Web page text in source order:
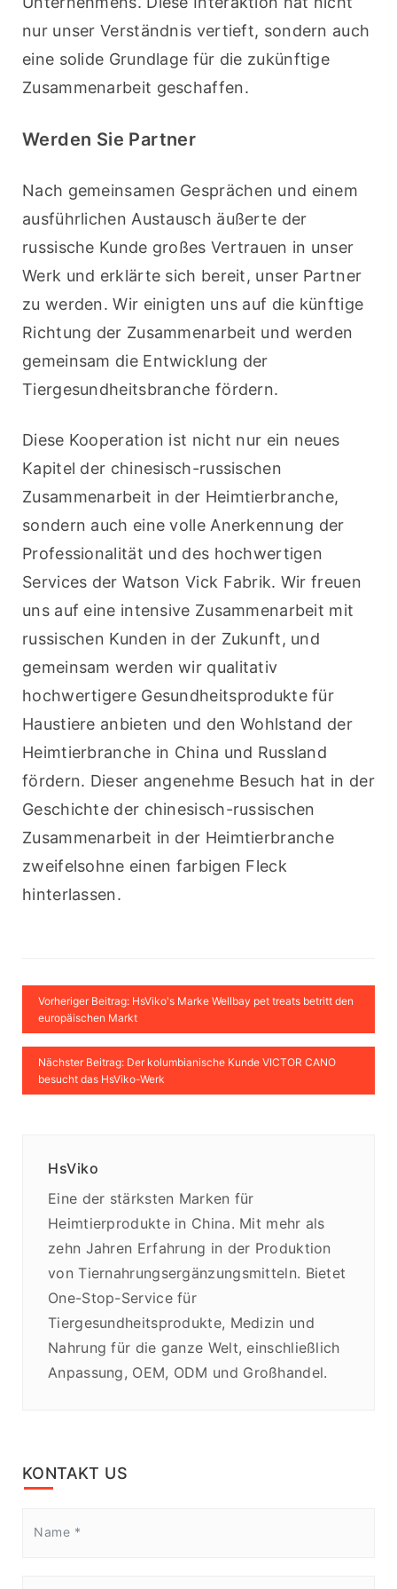
nur unser Verständnis vertieft, sondern auch
eine solide Grundlage für die zukünftige
Zusammenarbeit geschaffen.
Werden Sie Partner
Nach gemeinsamen Gesprächen und einem
ausführlichen Austausch äußerte der
russische Kunde großes Vertrauen in unser
Werk und erklärte sich bereit, unser Partner
zu werden. Wir einigten uns auf die künftige
Richtung der Zusammenarbeit und werden
gemeinsam die Entwicklung der
Tiergesundheitsbranche fördern.
Diese Kooperation ist nicht nur ein neues
Kapitel der chinesisch-russischen
Zusammenarbeit in der Heimtierbranche,
sondern auch eine volle Anerkennung der
Professionalität und des hochwertigen
Services der Watson Vick Fabrik. Wir freuen
uns auf eine intensive Zusammenarbeit mit
russischen Kunden in der Zukunft, und
gemeinsam werden wir qualitativ
hochwertigere Gesundheitsprodukte für
Haustiere anbieten und den Wohlstand der
Heimtierbranche in China und Russland
fördern. Dieser angenehme Besuch hat in der
Geschichte der chinesisch-russischen
Zusammenarbeit in der Heimtierbranche
zweifelsohne einen farbigen Fleck
hinterlassen.
Vorheriger Beitrag: HsViko's Marke Wellbay pet treats betritt den
europäischen Markt
Nächster Beitrag: Der kolumbianische Kunde VICTOR CANO
besucht das HsViko-Werk
HsViko
Eine der stärksten Marken für
Heimtierprodukte in China. Mit mehr als
zehn Jahren Erfahrung in der Produktion
von Tiernahrungsergänzungsmitteln. Bietet
One-Stop-Service für
Tiergesundheitsprodukte, Medizin und
Nahrung für die ganze Welt, einschließlich
Anpassung, OEM, ODM und Großhandel.
KONTAKT US